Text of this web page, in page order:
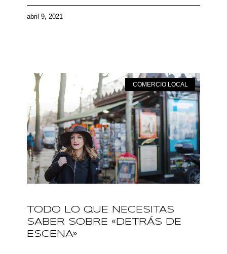
abril 9, 2021
COMERCIO LOCAL
TODO LO QUE NECESITAS
SABER SOBRE «DETRÁS DE
ESCENA»